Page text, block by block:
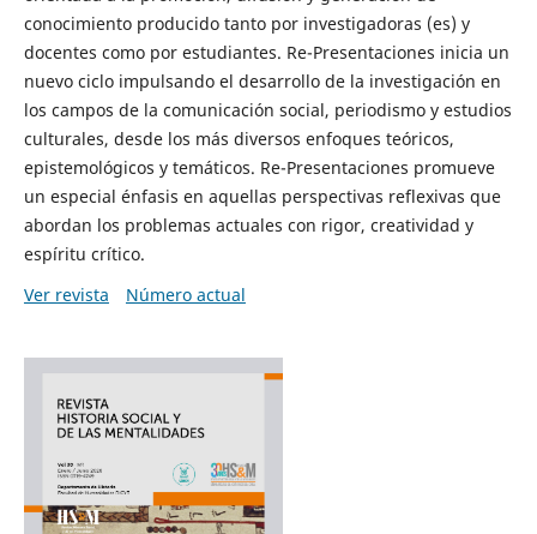
conocimiento producido tanto por investigadoras (es) y
docentes como por estudiantes. Re-Presentaciones inicia un
nuevo ciclo impulsando el desarrollo de la investigación en
los campos de la comunicación social, periodismo y estudios
culturales, desde los más diversos enfoques teóricos,
epistemológicos y temáticos. Re-Presentaciones promueve
un especial énfasis en aquellas perspectivas reflexivas que
abordan los problemas actuales con rigor, creatividad y
espíritu crítico.
Ver revista
Número actual